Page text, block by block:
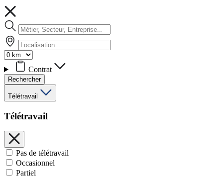
Contrat
Rechercher
Télétravail
Télétravail
Pas de télétravail
Occasionnel
Partiel